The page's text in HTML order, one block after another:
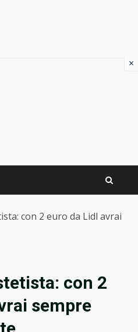
con 2 euro da Lidl avrai
con 2
sempre
×